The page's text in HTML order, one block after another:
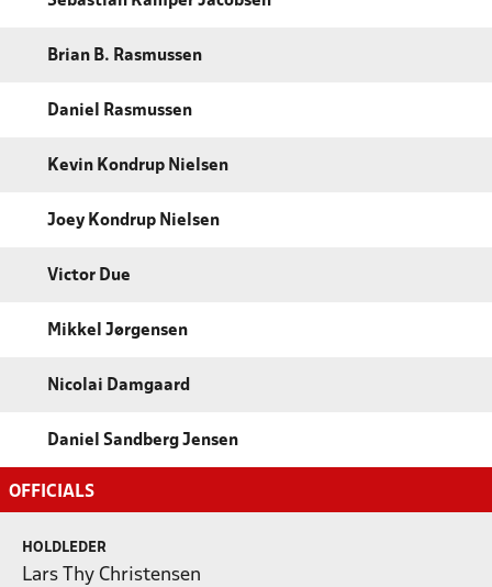
Brian B. Rasmussen
Daniel Rasmussen
Kevin Kondrup Nielsen
Joey Kondrup Nielsen
Victor Due
Mikkel Jørgensen
Nicolai Damgaard
Daniel Sandberg Jensen
OFFICIALS
HOLDLEDER
Lars Thy Christensen